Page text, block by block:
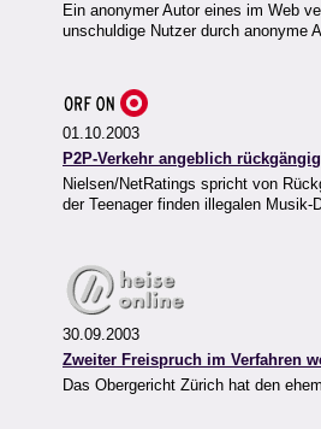
Ein anonymer Autor eines im Web
unschuldige Nutzer durch anonyme
01.10.2003
P2P-Verkehr angeblich rückgängig
Nielsen/NetRatings spricht von
der Teenager finden illegalen
30.09.2003
Zweiter Freispruch im Verfahren
Das Obergericht Zürich hat den